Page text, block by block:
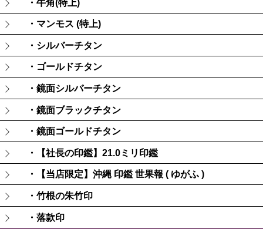
・牛角(特上)
・マンモス (特上)
・シルバーチタン
・ゴールドチタン
・鏡面シルバーチタン
・鏡面ブラックチタン
・鏡面ゴールドチタン
・【社長の印鑑】21.0ミリ印鑑
・【当店限定】沖縄 印鑑 世果報 ( ゆがふ )
・竹根の朱竹印
・落款印